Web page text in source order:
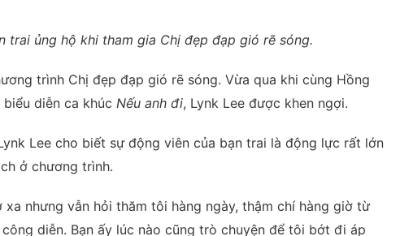
trai ủng hộ khi tham gia Chị đẹp đạp gió rẽ sóng.
trình Chị đẹp đạp gió rẽ sóng. Vừa qua khi cùng Hồng
diễn ca khúc Nếu anh đi, Lynk Lee được khen ngợi.
Lee cho biết sự động viên của bạn trai là động lực rất lớn
ở chương trình.
xa nhưng vẫn hỏi thăm tôi hàng ngày, thậm chí hàng giờ từ
diễn. Bạn ấy lúc nào cũng trò chuyện để tôi bớt đi áp